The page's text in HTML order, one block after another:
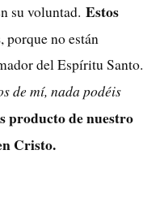
su voluntad. Estos
, porque no están
del Espíritu Santo.
de mí, nada podéis
producto de nuestro
Cristo.